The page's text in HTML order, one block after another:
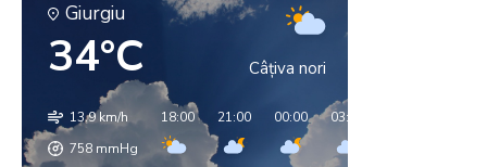
Giurgiu
34°C Câțiva nori
13.9 km/h
758 mmHg
18:00 21:00 00:00 03:00